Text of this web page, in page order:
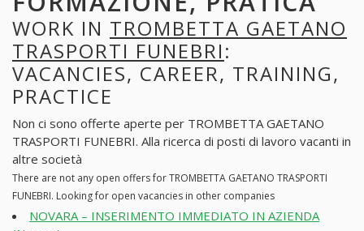
WORK IN TROMBETTA GAETANO
TRASPORTI FUNEBRI:
VACANCIES, CAREER, TRAINING,
PRACTICE
Non ci sono offerte aperte per TROMBETTA GAETANO
TRASPORTI FUNEBRI. Alla ricerca di posti di lavoro vacanti in
altre società
There are not any open offers for TROMBETTA GAETANO TRASPORTI
FUNEBRI. Looking for open vacancies in other companies
NOVARA – INSERIMENTO IMMEDIATO IN AZIENDA